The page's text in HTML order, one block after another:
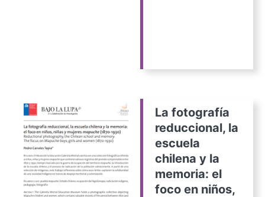
La fotografía
reduccional, la
escuela
chilena y la
memoria: el
foco en niños,